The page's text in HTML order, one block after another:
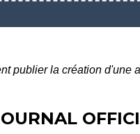
publier la création d'une